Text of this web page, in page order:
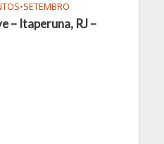
•SETEMBRO
– Itaperuna, RJ –